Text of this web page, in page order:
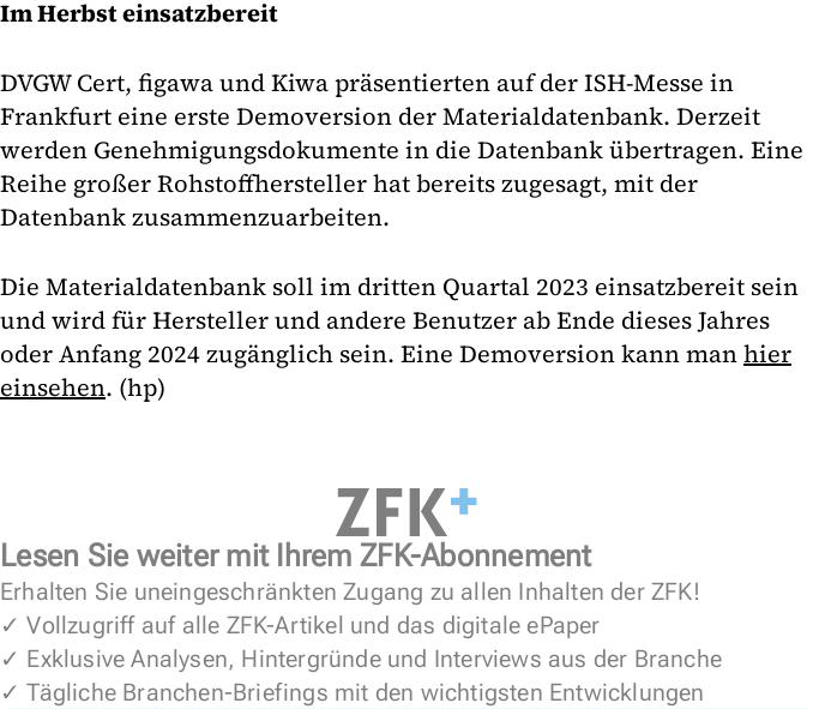
Im Herbst einsatzbereit
DVGW Cert, figawa und Kiwa präsentierten auf der ISH-Messe in
Frankfurt eine erste Demoversion der Materialdatenbank. Derzeit
werden Genehmigungsdokumente in die Datenbank übertragen. Eine
Reihe großer Rohstoffhersteller hat bereits zugesagt, mit der
Datenbank zusammenzuarbeiten.
Die Materialdatenbank soll im dritten Quartal 2023 einsatzbereit sein
und wird für Hersteller und andere Benutzer ab Ende dieses Jahres
oder Anfang 2024 zugänglich sein. Eine Demoversion kann manhier
einsehen. (hp)
Lesen Sie weiter mit Ihrem ZFK-Abonnement
Erhalten Sie uneingeschränkten Zugang zu allen Inhalten der ZFK!
✓ Vollzugriff auf alle ZFK-Artikel und das digitale ePaper
✓ Exklusive Analysen, Hintergründe und Interviews aus der Branche
✓ Tägliche Branchen-Briefings mit den wichtigsten Entwicklungen